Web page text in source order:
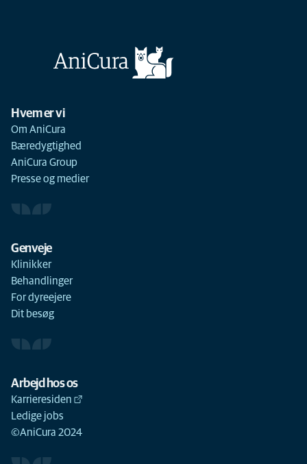
Hvem er vi
Om AniCura
Bæredygtighed
AniCura Group
Presse og medier
Genveje
Klinikker
Behandlinger
For dyreejere
Dit besøg
Arbejd hos os
Karrieresiden
Ledige jobs
©AniCura 2024